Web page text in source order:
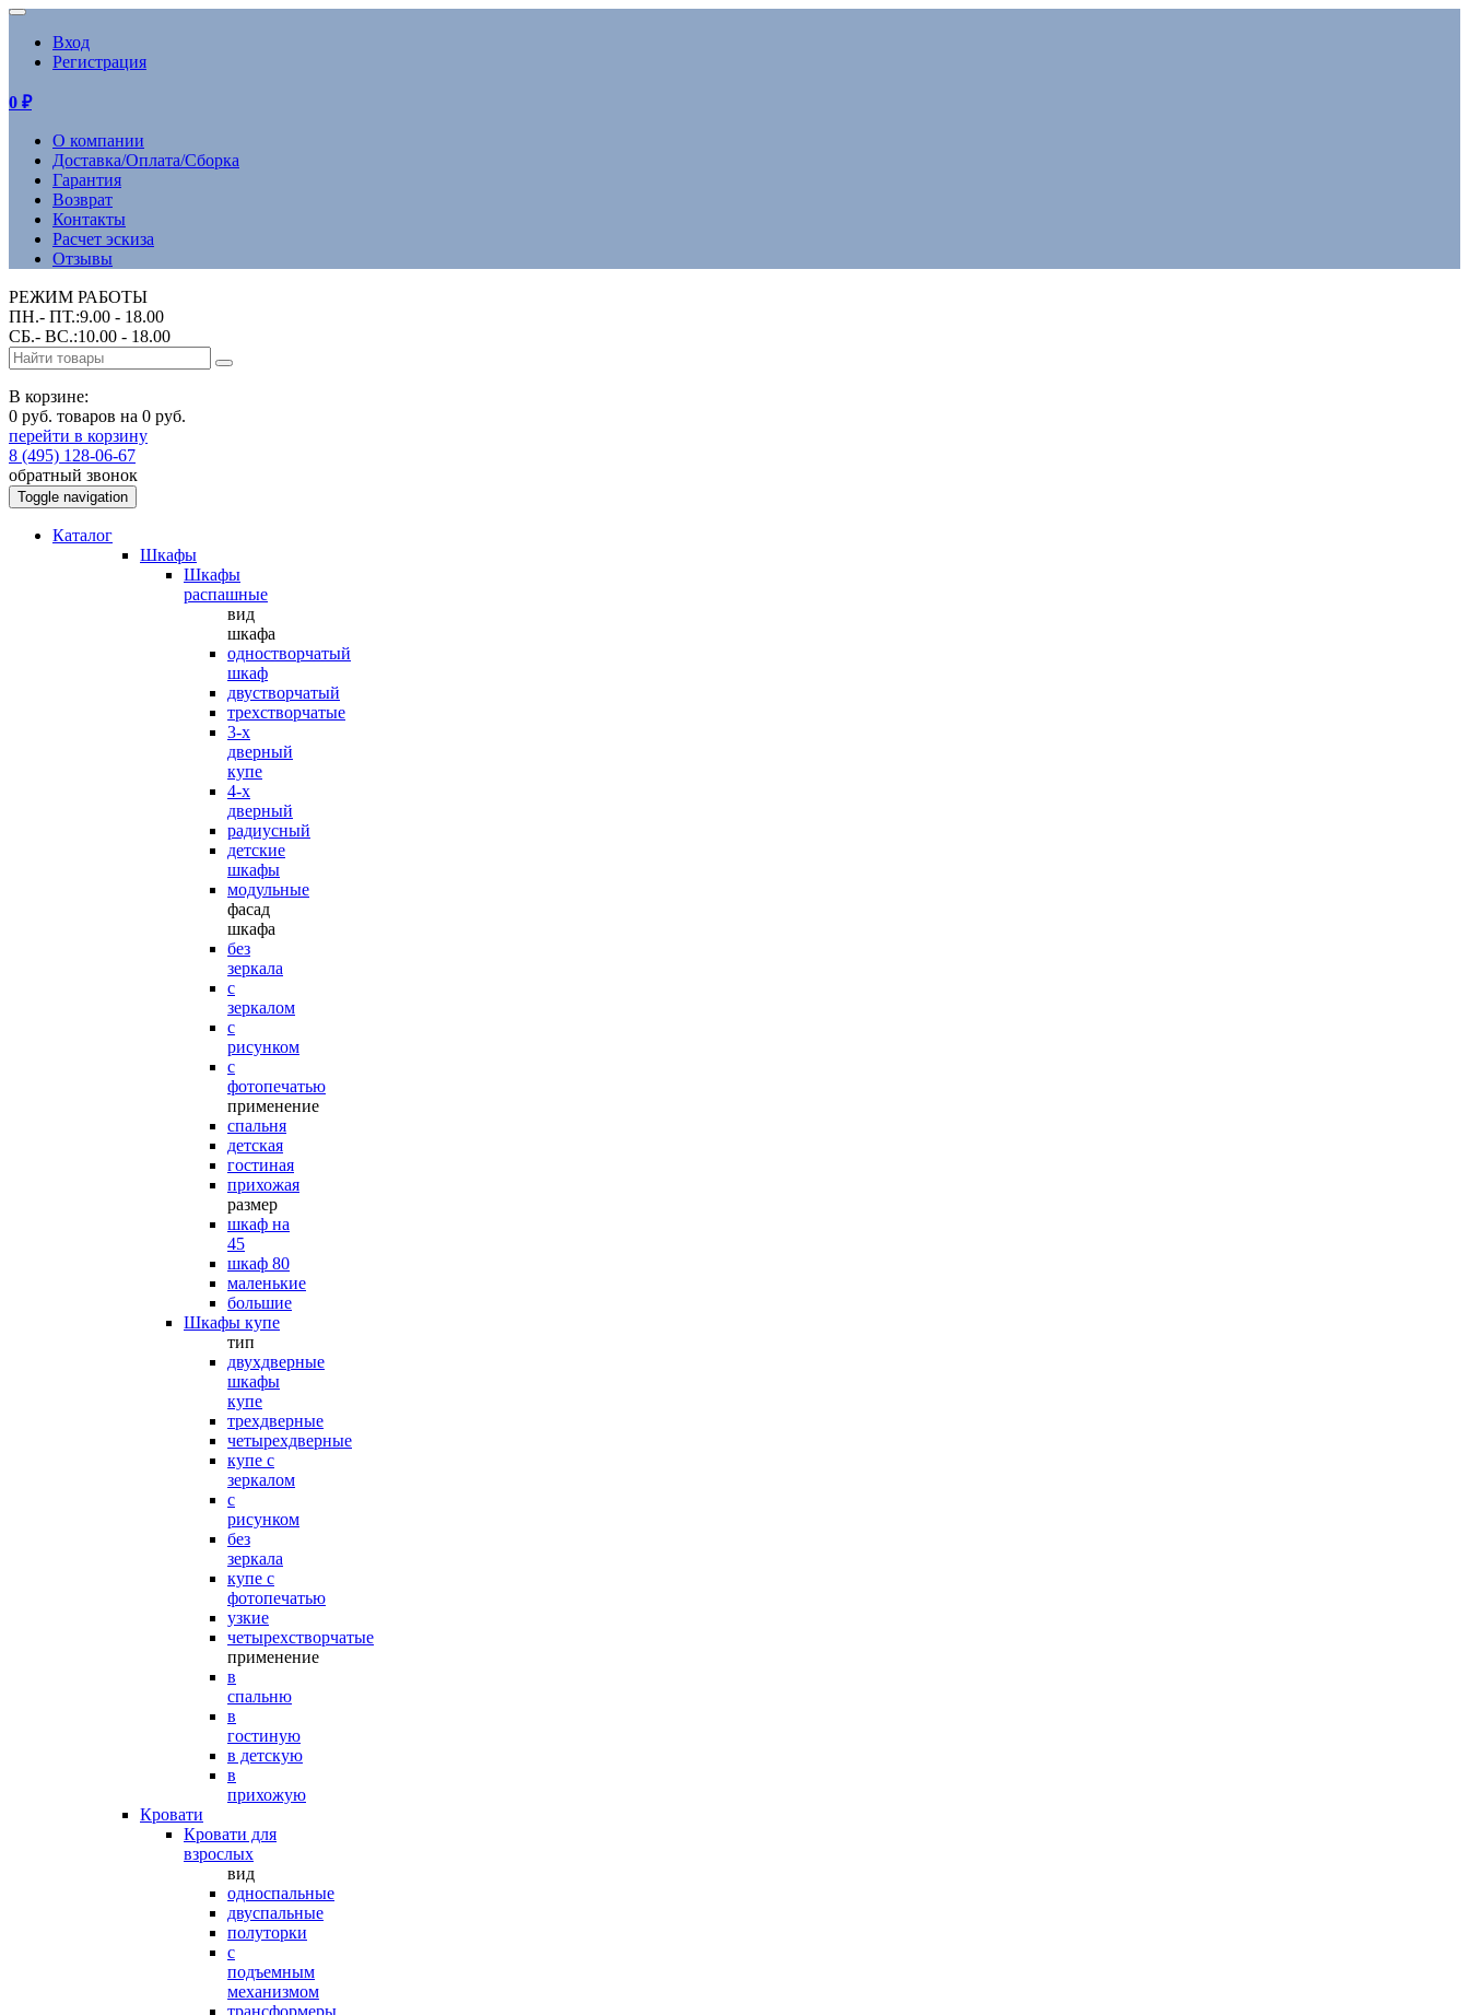
Вход
Регистрация
0 ₽
О компании
Доставка/Оплата/Сборка
Гарантия
Возврат
Контакты
Расчет эскиза
Отзывы
РЕЖИМ РАБОТЫ
ПН.- ПТ.:9.00 - 18.00
СБ.- ВС.:10.00 - 18.00
В корзине:
0 руб. товаров на 0 руб.
перейти в корзину
8 (495) 128-06-67
обратный звонок
Toggle navigation
Каталог
Шкафы
Шкафы
распашные
вид
шкафа
одностворчатый
шкаф
двустворчатый
трехстворчатые
3-х
дверный
купе
4-х
дверный
радиусный
детские
шкафы
модульные
фасад
шкафа
без
зеркала
с
зеркалом
с
рисунком
с
фотопечатью
применение
спальня
детская
гостиная
прихожая
размер
шкаф на
45
шкаф 80
маленькие
большие
Шкафы купе
тип
двухдверные
шкафы
купе
трехдверные
четырехдверные
купе с
зеркалом
с
рисунком
без
зеркала
купе с
фотопечатью
узкие
четырехстворчатые
применение
в
спальню
в
гостиную
в детскую
в
прихожую
Кровати
Кровати для
взрослых
вид
односпальные
двуспальные
полуторки
с
подъемным
механизмом
трансформеры